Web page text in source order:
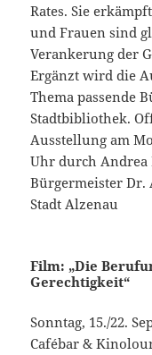
Rates. Sie
und Frauen sind
Verankerung der
Ergänzt wird die
Thema passende
Stadtbibliothek.
Ausstellung am
Uhr durch
Bürgermeister Dr.
Stadt Alzenau
Film: „Die
Gerechtigkeit“
Sonntag, 15./22.
Cafébar &